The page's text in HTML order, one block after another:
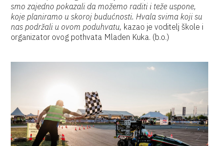
smo zajedno pokazali da možemo raditi i teže uspone,
koje planiramo u skoroj budućnosti. Hvala svima koji su
nas podržali u ovom poduhvatu, kazao je voditelj škole i
organizator ovog pothvata Mladen Kuka. (b.o.)